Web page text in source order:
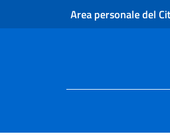
Area personale del